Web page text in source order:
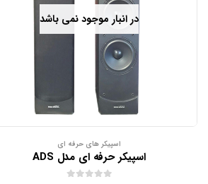
در انبار موجود نمی باشد
اسپیکر های حرفه ای
اسپیکر حرفه ای مدل ADS